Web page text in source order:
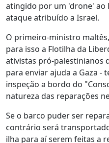
atingido por um 'drone' ao
ataque atribuído a Israel.
O primeiro-ministro
para isso a Flotilha da
ativistas pró-palestinianos
para enviar ajuda a Gaza -
inspeção a bordo do
natureza das reparações
Se o barco puder ser
contrário será
ilha para aí serem feitas a